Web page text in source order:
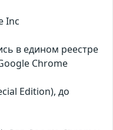
Inc
в едином реестре
Chrome
Edition), до